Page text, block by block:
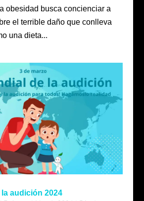
obesidad busca concienciar a
el terrible daño que conlleva
una dieta...
audición 2024